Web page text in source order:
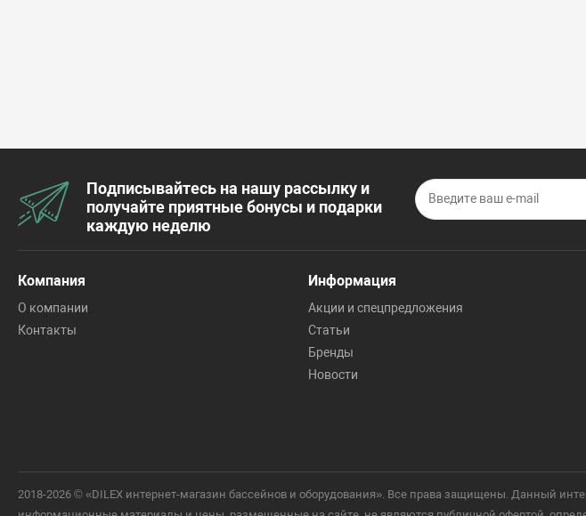
Подписывайтесь на нашу рассылку и
получайте приятные бонусы и подарки
каждую неделю
Компания
О компании
Контакты
Информация
Акции и спецпредложения
Статьи
Бренды
Новости
2018-2026 © «DILEX интернет-магазин бассейнов и оборудования». Все права защищены. Данный